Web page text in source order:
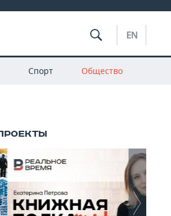
EN
Спорт Общество